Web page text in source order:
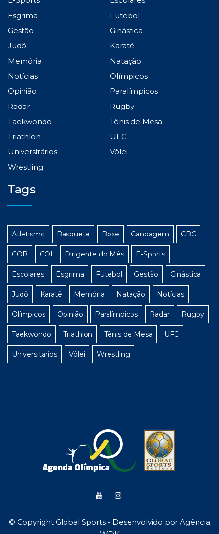
Esgrima
Futebol
Gestão
Ginástica
Judô
Karatê
Memória
Natação
Notícias
Olímpicos
Opinião
Paralímpicos
Radar
Rugby
Taekwondo
Tênis de Mesa
Triathlon
UFC
Universitários
Vôlei
Wrestling
Tags
Atletismo Basquete Boxe Canoagem CBC
COB COI Dirigente do Mês E-Sports
Escolares Esgrima Futebol Gestão Ginástica
Judô Karatê Memória Natação Notícias
Olímpicos Opinião Paralímpicos Radar Rugby
Taekwondo Triathlon Tênis de Mesa UFC
Universitários Vôlei Wrestling
© Copyright Global Sports - Desenvolvido por Agência